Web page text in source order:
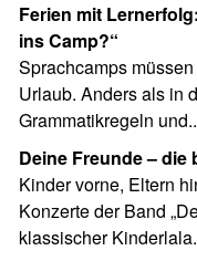
Ferien mit Lernerfolg: „Darf ich nächstes Jahr wieder
ins Camp?“
Sprachcamps
Urlaub. Anders als in
Grammatikregeln
Deine Freunde –
Kinder vorne, Eltern
Konzerte der Band
klassischer